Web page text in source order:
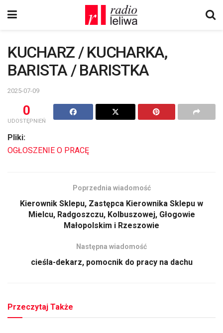
KUCHARZ / KUCHARKA,
BARISTA / BARISTKA
2025-07-09
0
UDOSTĘPNIEŃ
Pliki:
OGŁOSZENIE O PRACĘ
Poprzednia wiadomość
Kierownik Sklepu, Zastępca Kierownika Sklepu w
Mielcu, Radgoszczu, Kolbuszowej, Głogowie
Małopolskim i Rzeszowie
Następna wiadomość
cieśla-dekarz, pomocnik do pracy na dachu
Przeczytaj Także